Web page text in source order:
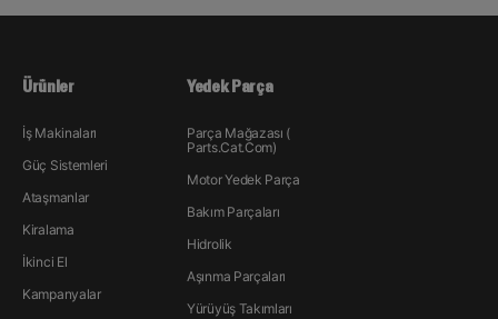
Ürünler
İş Makinaları
Güç Sistemleri
Ataşmanlar
Kiralama
İkinci El
Kampanyalar
Yedek Parça
Parça Mağazası (
Parts.Cat.Com)
Motor Yedek Parça
Bakım Parçaları
Hidrolik
Aşınma Parçaları
Yürüyüş Takımları